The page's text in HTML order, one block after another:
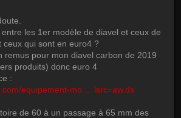
les 1er modèle de diavel et ceux de
ceux qui sont en euro4 ?
remus pour mon diavel carbon de 2019
produits) donc euro 4
:
equipement-mo ... lsrc=aw.ds
de 60 à un passage à 65 mm des